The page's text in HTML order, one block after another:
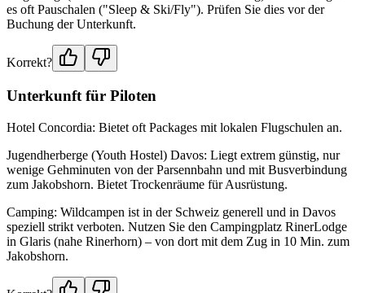
es oft Pauschalen ("Sleep & Ski/Fly"). Prüfen Sie dies vor der
Buchung der Unterkunft.
Korrekt?
Unterkunft für Piloten
Hotel Concordia: Bietet oft Packages mit lokalen Flugschulen an.
Jugendherberge (Youth Hostel) Davos: Liegt extrem günstig, nur
wenige Gehminuten von der Parsennbahn und mit Busverbindung
zum Jakobshorn. Bietet Trockenräume für Ausrüstung.
Camping: Wildcampen ist in der Schweiz generell und in Davos
speziell strikt verboten. Nutzen Sie den Campingplatz RinerLodge
in Glaris (nahe Rinerhorn) – von dort mit dem Zug in 10 Min. zum
Jakobshorn.